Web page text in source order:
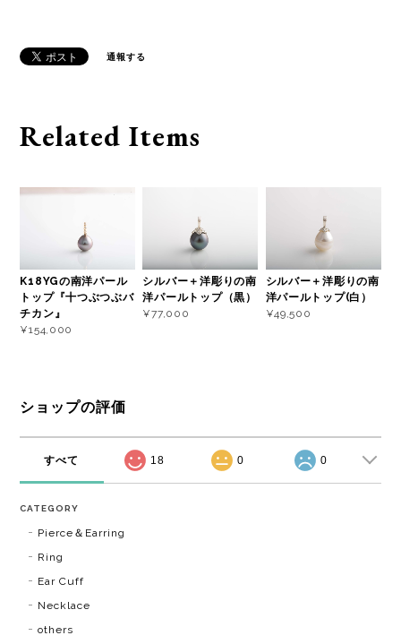
通報する
Related Items
K18YGの南洋パール
トップ『十つぶつぶバ
チカン』
¥154,000
シルバー＋洋彫りの南
洋パールトップ（黒）
¥77,000
シルバー＋洋彫りの南
洋パールトップ(白）
¥49,500
ショップの評価
すべて 18 0 0
CATEGORY
Pierce＆Earring
Ring
Ear Cuff
Necklace
others